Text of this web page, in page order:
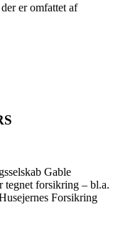
der er omfattet af
Gable
tegnet forsikring – bl.a.
Forsikring